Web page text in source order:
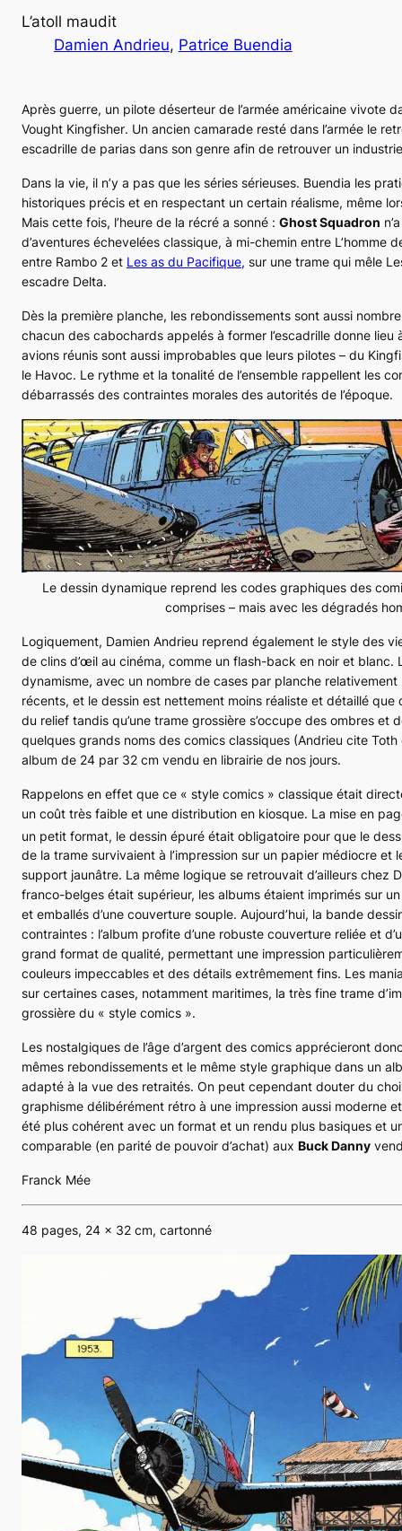
L’atoll maudit
Damien Andrieu, Patrice Buendia
Après guerre, un pilote déserteur de l’armée américaine vivote
Vought Kingfisher. Un ancien camarade resté dans l’armée le
escadrille de parias dans son genre afin de retrouver un
Dans la vie, il n’y a pas que les séries sérieuses. Buendia les
historiques précis et en respectant un certain réalisme, même
Mais cette fois, l’heure de la récré a sonné : Ghost Squadron
d’aventures échevelées classique, à mi-chemin entre L’homme
entre Rambo 2 et Les as du Pacifique, sur une trame qui mêle
escadre Delta.
Dès la première planche, les rebondissements sont aussi
chacun des cabochards appelés à former l’escadrille donne lieu
avions réunis sont aussi improbables que leurs pilotes – du
le Havoc. Le rythme et la tonalité de l’ensemble rappellent les
débarrassés des contraintes morales des autorités de l’époque.
Le dessin dynamique reprend les codes graphiques des
comprises – mais avec les dégradés
Logiquement, Damien Andrieu reprend également le style des
de clins d’œil au cinéma, comme un flash-back en noir et blanc.
dynamisme, avec un nombre de cases par planche
récents, et le dessin est nettement moins réaliste et détaillé que
du relief tandis qu’une trame grossière s’occupe des ombres et
quelques grands noms des comics classiques (Andrieu cite
album de 24 par 32 cm vendu en librairie de nos jours.
Rappelons en effet que ce « style comics » classique était
un coût très faible et une distribution en kiosque. La mise en
un petit format, le dessin épuré était obligatoire pour que le
de la trame survivaient à l’impression sur un papier médiocre et
support jaunâtre. La même logique se retrouvait d’ailleurs chez
franco-belges était supérieur, les albums étaient imprimés sur
et emballés d’une couverture souple. Aujourd’hui, la bande
contraintes : l’album profite d’une robuste couverture reliée et
grand format de qualité, permettant une impression
couleurs impeccables et des détails extrêmement fins. Les
sur certaines cases, notamment maritimes, la très fine trame
grossière du « style comics ».
Les nostalgiques de l’âge d’argent des comics apprécieront
mêmes rebondissements et le même style graphique dans un
adapté à la vue des retraités. On peut cependant douter du
graphisme délibérément rétro à une impression aussi moderne
été plus cohérent avec un format et un rendu plus basiques et
comparable (en parité de pouvoir d’achat) aux Buck Danny
Franck Mée
48 pages, 24 × 32 cm, cartonné